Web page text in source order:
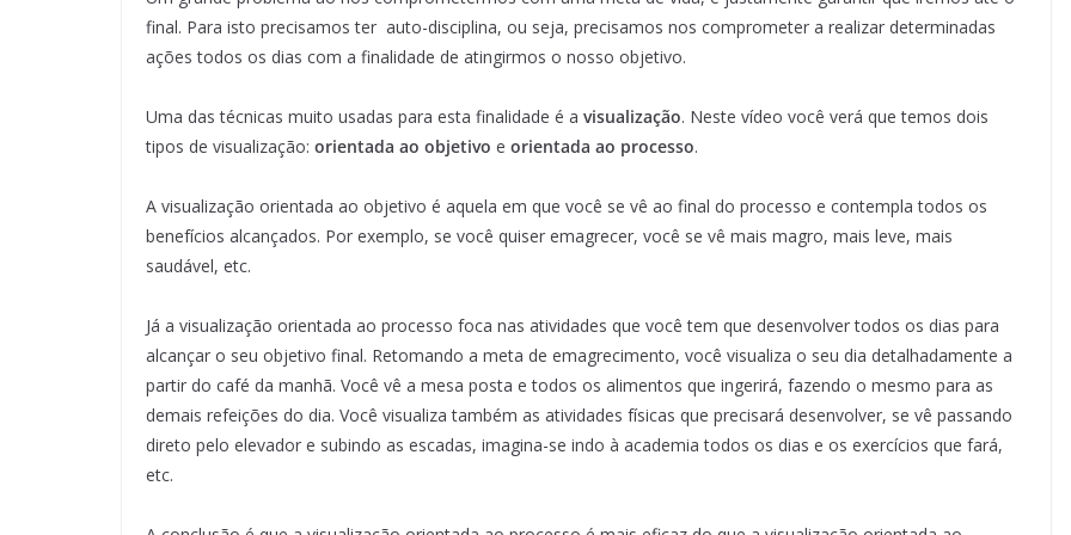
final. Para isto precisamos ter auto-disciplina, ou seja, precisamos nos comprometer a realizar determinadas
ações todos os dias com a finalidade de atingirmos o nosso objetivo.
Uma das técnicas muito usadas para esta finalidade é a visualização. Neste vídeo você verá que temos dois
tipos de visualização: orientada ao objetivo e orientada ao processo.
A visualização orientada ao objetivo é aquela em que você se vê ao final do processo e contempla todos os
benefícios alcançados. Por exemplo, se você quiser emagrecer, você se vê mais magro, mais leve, mais
saudável, etc.
Já a visualização orientada ao processo foca nas atividades que você tem que desenvolver todos os dias para
alcançar o seu objetivo final. Retomando a meta de emagrecimento, você visualiza o seu dia detalhadamente a
partir do café da manhã. Você vê a mesa posta e todos os alimentos que ingerirá, fazendo o mesmo para as
demais refeições do dia. Você visualiza também as atividades físicas que precisará desenvolver, se vê passando
direto pelo elevador e subindo as escadas, imagina-se indo à academia todos os dias e os exercícios que fará,
etc.